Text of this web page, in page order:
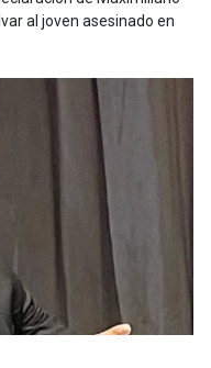
al joven asesinado en